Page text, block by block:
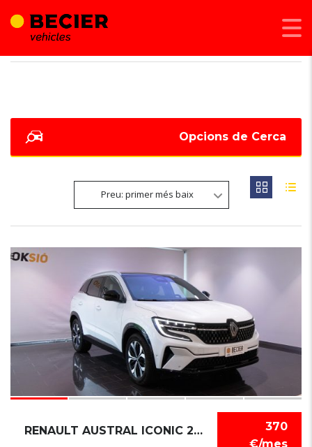
Opcions de Cerca
Preu: primer més baix
OCASIÓ
6
370
€/mes
RENAULT AUSTRAL ICONIC 2023